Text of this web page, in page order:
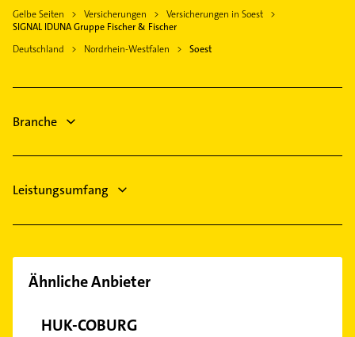
Werl
Anröchte
Wickede (Ruhr)
Arnsberg
Elektriker
Immobilien
Phoniatrie
Logopädie
Gelbe Seiten Versicherungen
Versicherungen in Soest
SIGNAL IDUNA Gruppe Fischer & Fischer
Deutschland
Nordrhein-Westfalen Soest
Branche
Leistungsumfang
Ähnliche Anbieter
HUK-COBURG